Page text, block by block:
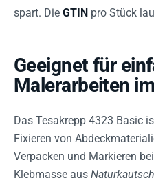
spart. Die GTIN pro Stück
Geeignet für
Malerarbeiten
Das Tesakrepp 4323 Basic
Fixieren von
Verpacken und Markieren
Klebmasse aus